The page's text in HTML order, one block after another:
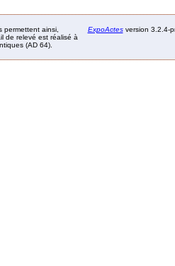
permettent ainsi,
de relevé est réalisé à
(AD 64).
ExpoActesversion 3.2.4-